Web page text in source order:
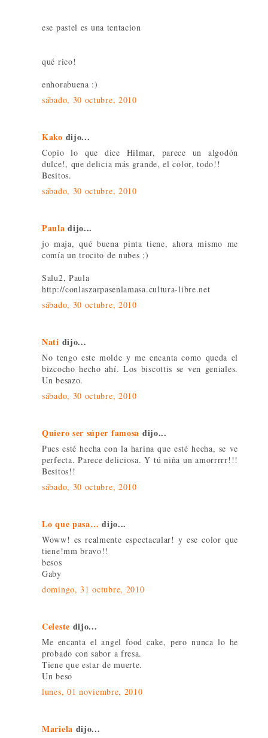
ese pastel es una tentacion
qué rico!
enhorabuena :)
sábado, 30 octubre, 2010
Kako dijo...
Copio lo que dice Hilmar, parece un algodón
dulce!, que delicia más grande, el color, todo!!
Besitos.
sábado, 30 octubre, 2010
Paula dijo...
jo maja, qué buena pinta tiene, ahora mismo me
comía un trocito de nubes ;)
Salu2, Paula
http://conlaszarpasenlamasa.cultura-libre.net
sábado, 30 octubre, 2010
Nati dijo...
No tengo este molde y me encanta como queda el
bizcocho hecho ahí. Los biscottis se ven geniales.
Un besazo.
sábado, 30 octubre, 2010
Quiero ser súper famosa dijo...
Pues esté hecha con la harina que esté hecha, se ve
perfecta. Parece deliciosa. Y tú niña un amorrrrr!!!
Besitos!!
sábado, 30 octubre, 2010
Lo que pasa… dijo...
Woww! es realmente espectacular! y ese color que
tiene!mm bravo!!
besos
Gaby
domingo, 31 octubre, 2010
Celeste dijo...
Me encanta el angel food cake, pero nunca lo he
probado con sabor a fresa.
Tiene que estar de muerte.
Un beso
lunes, 01 noviembre, 2010
Mariela dijo...